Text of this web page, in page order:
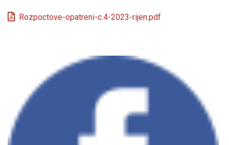
Rozpoctove-opatreni-c.4-2023-rijen.pdf